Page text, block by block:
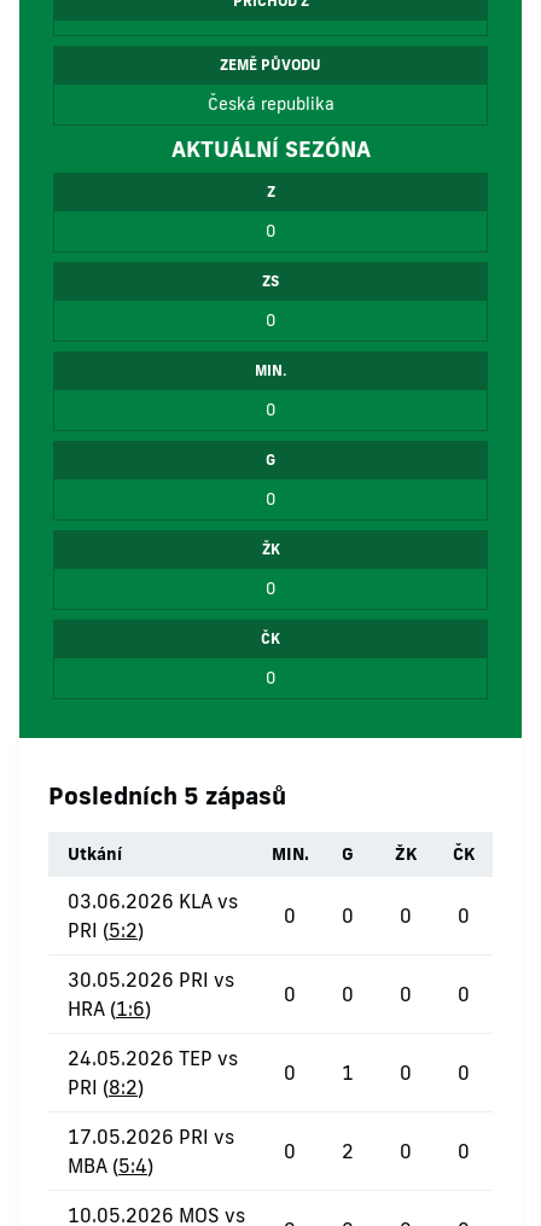
ZEMĚ PŮVODU
Česká republika
AKTUÁLNÍ SEZÓNA
Z
0
ZS
0
MIN.
0
G
0
ŽK
0
ČK
0
Posledních 5 zápasů
Utkání MIN. G ŽK ČK
03.06.2026 KLA vs
PRI (5:2)
0 0 0 0
30.05.2026 PRI vs
HRA (1:6)
0 0 0 0
24.05.2026 TEP vs
PRI (8:2)
0 1 0 0
17.05.2026 PRI vs
MBA (5:4)
0 2 0 0
10.05.2026 MOS vs